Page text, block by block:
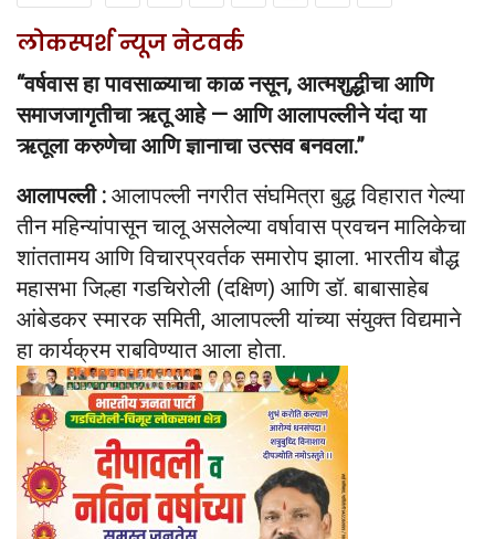
लोकस्पर्श न्यूज नेटवर्क
“वर्षवास हा पावसाळ्याचा काळ नसून, आत्मशुद्धीचा आणि
समाजजागृतीचा ऋतू आहे — आणि आलापल्लीने यंदा या
ऋतूला करुणेचा आणि ज्ञानाचा उत्सव बनवला.”
आलापल्ली : आलापल्ली नगरीत संघमित्रा बुद्ध विहारात गेल्या
तीन महिन्यांपासून चालू असलेल्या वर्षावास प्रवचन मालिकेचा
शांततामय आणि विचारप्रवर्तक समारोप झाला. भारतीय बौद्ध
महासभा जिल्हा गडचिरोली (दक्षिण) आणि डॉ. बाबासाहेब
आंबेडकर स्मारक समिती, आलापल्ली यांच्या संयुक्त विद्यमाने
हा कार्यक्रम राबविण्यात आला होता.